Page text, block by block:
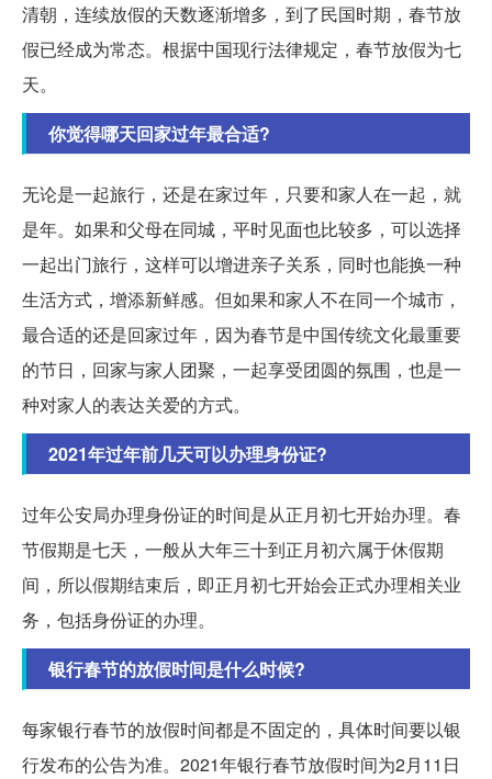
清朝，连续放假的天数逐渐增多，到了民国时期，春节放
假已经成为常态。根据中国现行法律规定，春节放假为七
天。
你觉得哪天回家过年最合适?
无论是一起旅行，还是在家过年，只要和家人在一起，就
是年。如果和父母在同城，平时见面也比较多，可以选择
一起出门旅行，这样可以增进亲子关系，同时也能换一种
生活方式，增添新鲜感。但如果和家人不在同一个城市，
最合适的还是回家过年，因为春节是中国传统文化最重要
的节日，回家与家人团聚，一起享受团圆的氛围，也是一
种对家人的表达关爱的方式。
2021年过年前几天可以办理身份证?
过年公安局办理身份证的时间是从正月初七开始办理。春
节假期是七天，一般从大年三十到正月初六属于休假期
间，所以假期结束后，即正月初七开始会正式办理相关业
务，包括身份证的办理。
银行春节的放假时间是什么时候?
每家银行春节的放假时间都是不固定的，具体时间要以银
行发布的公告为准。2021年银行春节放假时间为2月11日